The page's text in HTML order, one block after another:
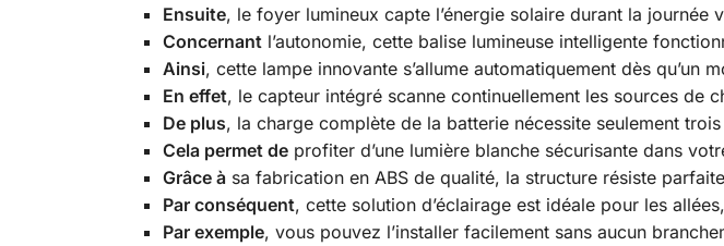
Ensuite, le foyer lumineux capte l’énergie solaire durant la journée
Concernantl’autonomie, cette balise lumineuse intelligente
Ainsi, cette lampe innovante s’allume automatiquement dès qu’un
En effet, le capteur intégré scanne continuellement les sources de
De plus, la charge complète de la batterie nécessite seulement
Cela permet deprofiter d’une lumière blanche sécurisante dans
Grâce àsa fabrication en ABS de qualité, la structure résiste
Par conséquent, cette solution d’éclairage est idéale pour les
Par exemple, vous pouvez l’installer facilement sans aucun